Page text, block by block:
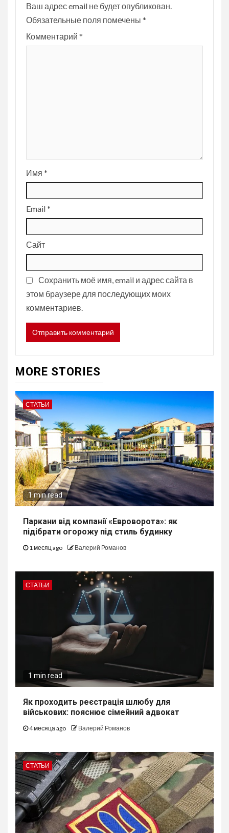
Ваш адрес email не будет опубликован.
Обязательные поля помечены *
Комментарий *
Имя *
Email*
Сайт
Сохранить моё имя, email и адрес сайта в
этом браузере для последующих моих
комментариев.
MORE STORIES
СТАТЬИ
1 min read
Паркани від компанії «Евроворота»: як
підібрати огорожу під стиль будинку
1 месяц ago Валерий Романов
СТАТЬИ
1 min read
Як проходить реєстрація шлюбу для
військових: пояснює сімейний адвокат
4 месяца ago Валерий Романов
СТАТЬИ